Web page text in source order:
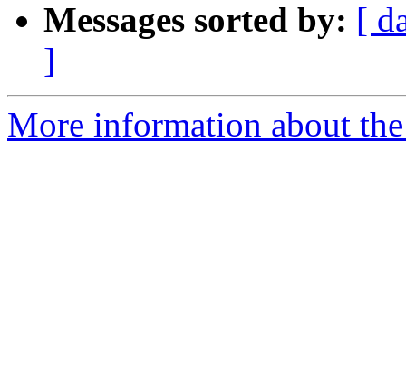
Messages sorted by: [
]
More information about